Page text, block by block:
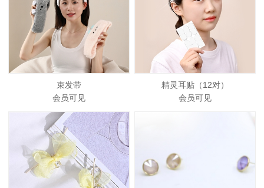
束发带
会员可见
精灵耳贴（12对）
会员可见